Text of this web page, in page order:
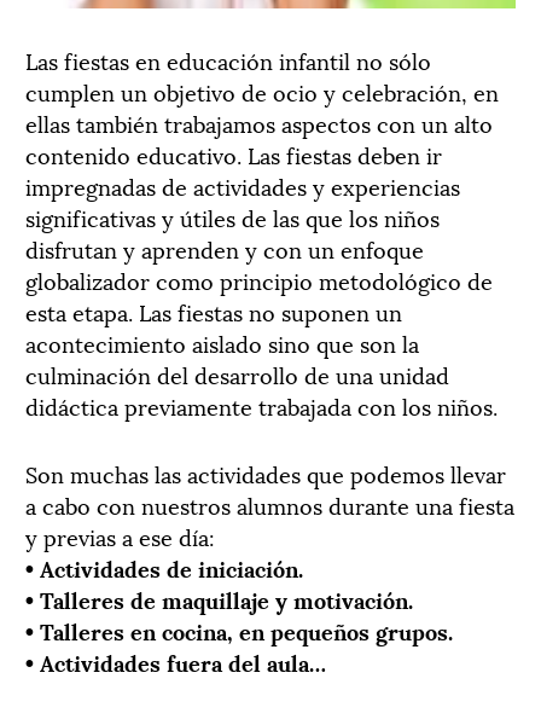
Las fiestas en educación infantil no sólo
cumplen un objetivo de ocio y celebración, en
ellas también trabajamos aspectos con un alto
contenido educativo. Las fiestas deben ir
impregnadas de actividades y experiencias
significativas y útiles de las que los niños
disfrutan y aprenden y con un enfoque
globalizador como principio metodológico de
esta etapa. Las fiestas no suponen un
acontecimiento aislado sino que son la
culminación del desarrollo de una unidad
didáctica previamente trabajada con los niños.
Son muchas las actividades que podemos llevar
a cabo con nuestros alumnos durante una fiesta
y previas a ese día:
• Actividades de iniciación.
• Talleres de maquillaje y motivación.
• Talleres en cocina, en pequeños grupos.
• Actividades fuera del aula…